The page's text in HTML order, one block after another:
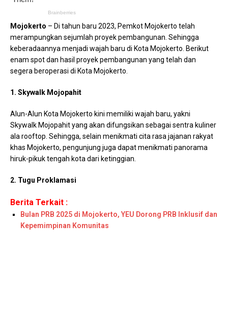
Mojokerto – Di tahun baru 2023, Pemkot Mojokerto telah
merampungkan sejumlah proyek pembangunan. Sehingga
keberadaannya menjadi wajah baru di Kota Mojokerto. Berikut
enam spot dan hasil proyek pembangunan yang telah dan
segera beroperasi di Kota Mojokerto.
1. Skywalk Mojopahit
Alun-Alun Kota Mojokerto kini memiliki wajah baru, yakni
Skywalk Mojopahit yang akan difungsikan sebagai sentra kuliner
ala rooftop. Sehingga, selain menikmati cita rasa jajanan rakyat
khas Mojokerto, pengunjung juga dapat menikmati panorama
hiruk-pikuk tengah kota dari ketinggian.
2. Tugu Proklamasi
Berita Terkait :
Bulan PRB 2025 di Mojokerto, YEU Dorong PRB Inklusif dan
Kepemimpinan Komunitas